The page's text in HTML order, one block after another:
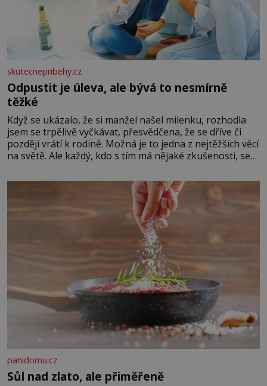
skutecnepribehy.cz
Odpustit je úleva, ale bývá to nesmírně
těžké
Když se ukázalo, že si manžel našel milenku, rozhodla
jsem se trpělivě vyčkávat, přesvědčena, že se dříve či
později vrátí k rodině. Možná je to jedna z nejtěžších věcí
na světě. Ale každý, kdo s tím má nějaké zkušenosti, se
Když se ke mně doneslo, že si manžel pořídil milenku,
panidomu.cz
Sůl nad zlato, ale přiměřeně